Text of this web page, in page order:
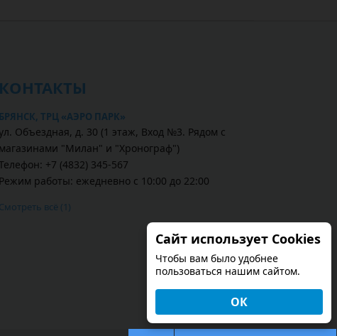
КОНТАКТЫ
БРЯНСК, ТРЦ «АЭРО ПАРК»
Объездная, д. 30 (1 этаж, Вход №3. Рядом с
магазинами "Милан" и "Хронограф")
+7 (4832) 345-567
Режим работы: ежедневно с 10:00 до 22:00
Смотреть всё (1)
Сайт использует Cookies
Чтобы вам было удобнее
пользоваться нашим сайтом.
ОК